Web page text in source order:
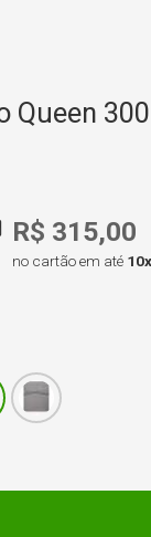
R$ 315,00
no cartão em até 10x